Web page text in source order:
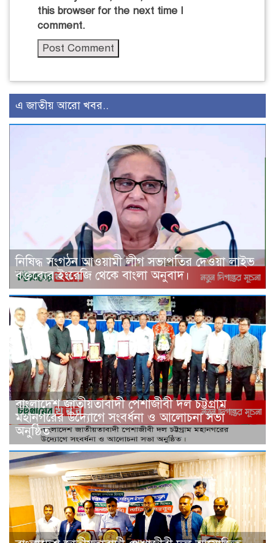
this browser for the next time I
comment.
এ জাতীয় আরো খবর..
নিষিদ্ধ সংগঠন আওয়ামী লীগ সভাপতির দেওয়া লাইভ
বক্তব্যের ইংরেজি থেকে বাংলা অনুবাদ।
বাংলাদেশ জাতীয়তাবাদী পেশাজীবী দল চট্টগ্রাম
মহানগরের উদ্যোগে সংবর্ধনা ও আলোচনা সভা
অনুষ্ঠিত